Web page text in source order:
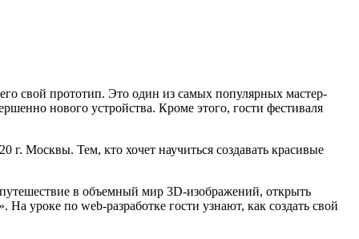
свой прототип. Это один из самых популярных мастер-
нового устройства. Кроме этого, гости фестиваля
Москвы. Тем, кто хочет научиться создавать красивые
в объемный мир 3D-изображений, открыть
уроке по web-разработке гости узнают, как создать свой